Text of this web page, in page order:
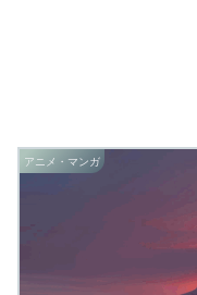
アニメ・マンガ